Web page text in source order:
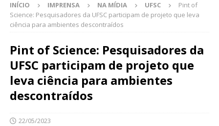
INÍCIO IMPRENSA NA MÍDIA UFSC
Pint of
Science: Pesquisadores da UFSC participam de projeto que leva
ciência para ambientes descontraídos
Pint of Science: Pesquisadores da
UFSC participam de projeto que
leva ciência para ambientes
descontraídos
22/05/2023